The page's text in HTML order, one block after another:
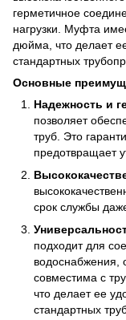
герметичное
нагрузки. Муфта
дюйма, что делает
стандартных
Основные
Надежность и
позволяет
труб. Это
предотвращает
срок службы
подходит для
водоснабжения,
совместима с
что делает ее
стандартных